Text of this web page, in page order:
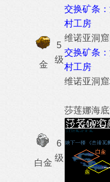
交换矿条
村工房
金
5
级
维诺亚洞
交换矿条
村工房
白金
6
级
维诺亚洞
莎莲娜海